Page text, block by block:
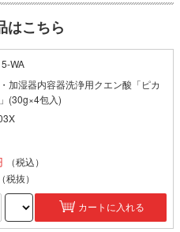
はこちら
WA
加湿器内容器洗浄用クエン酸「ピカ
(30g×4包入)
（税込）
（税抜）
カートに入れる